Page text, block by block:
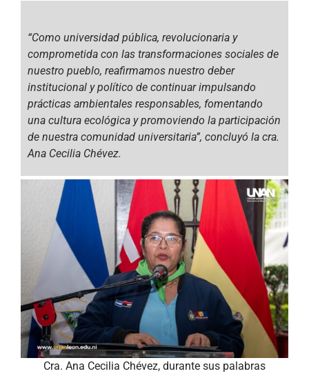
“Como universidad pública, revolucionaria y
comprometida con las transformaciones sociales de
nuestro pueblo, reafirmamos nuestro deber
institucional y político de continuar impulsando
prácticas ambientales responsables, fomentando
una cultura ecológica y promoviendo la participación
de nuestra comunidad universitaria”, concluyó la cra.
Ana Cecilia Chévez.
Cra. Ana Cecilia Chévez, durante sus palabras